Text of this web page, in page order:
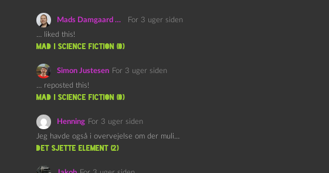
Mads Damgaard Mortensen (Å)
For 3 uger siden
… liked this!
mad i science fiction (0)
Simon Justesen For 3 uger siden
… reposted this!
mad i science fiction (0)
Henning For 3 uger siden
Jeg havde også i overvejelse om der muligvis kunne være…
det sjette element (2)